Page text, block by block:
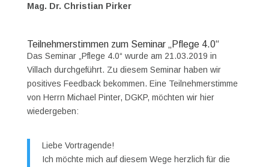
Mag. Dr. Christian Pirker
Teilnehmerstimmen zum Seminar „Pflege 4.0“
Das Seminar „Pflege 4.0“ wurde am 21.03.2019 in
Villach durchgeführt. Zu diesem Seminar haben wir
positives Feedback bekommen. Eine Teilnehmerstimme
von Herrn Michael Pinter, DGKP, möchten wir hier
wiedergeben:
Liebe Vortragende!
Ich möchte mich auf diesem Wege herzlich für die